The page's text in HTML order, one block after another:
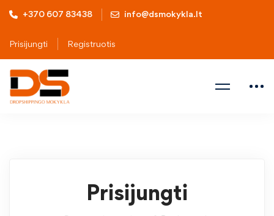
+370 607 83438 info@dsmokykla.lt
Prisijungti Registruotis
Prisijungti